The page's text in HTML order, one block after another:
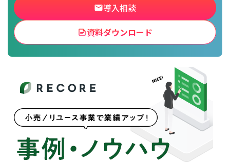
導入相談
資料ダウンロード